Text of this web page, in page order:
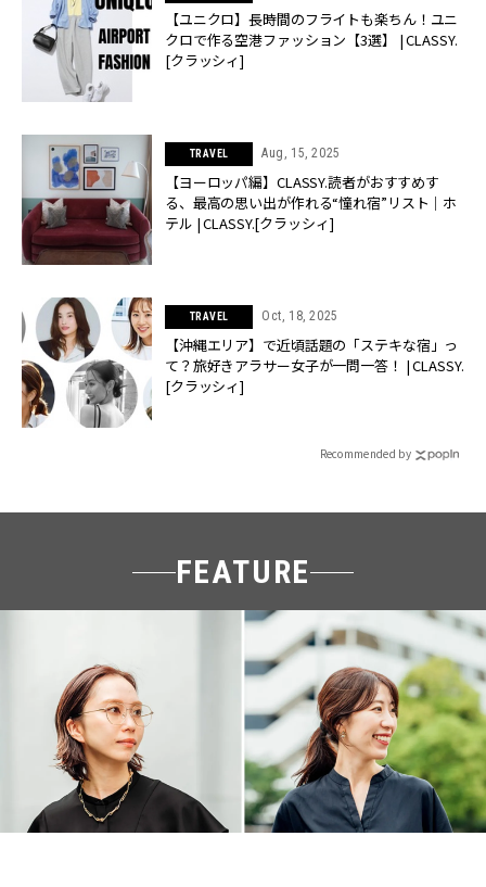
【ユニクロ】長時間のフライトも楽ちん！ユニ
クロで作る空港ファッション【3選】 | CLASSY.
[クラッシィ]
TRAVEL Aug, 15, 2025
【ヨーロッパ編】CLASSY.読者がおすすめす
る、最高の思い出が作れる“憧れ宿”リスト｜ホ
テル | CLASSY.[クラッシィ]
TRAVEL Oct, 18, 2025
【沖縄エリア】で近頃話題の「ステキな宿」っ
て？旅好きアラサー女子が一問一答！ | CLASSY.
[クラッシィ]
Recommended by
FEATURE